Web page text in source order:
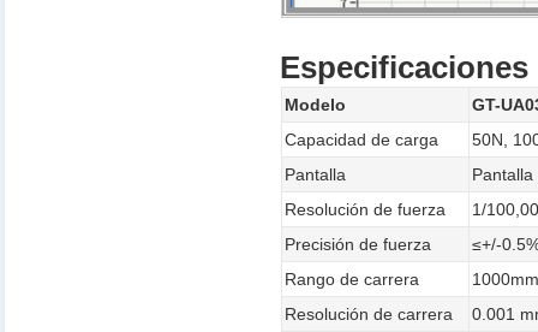
Especificaciones
Modelo
GT-
Capacidad de carga
50N,
Pantalla
Resolución de fuerza
1/
Precisión de fuerza
≤+/-
Rango de carrera
Resolución de carrera
0.001